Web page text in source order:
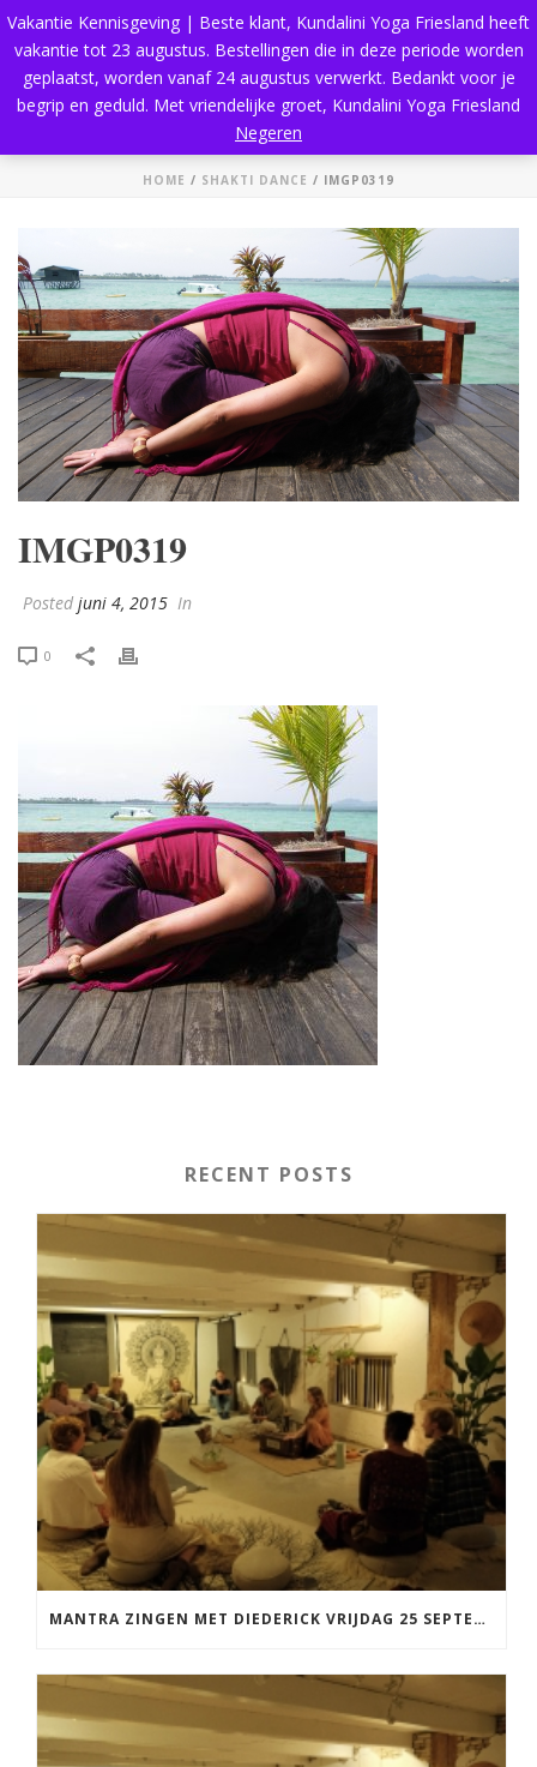
HOME / SHAKTI DANCE / IMGP0319
IMGP0319
Posted juni 4, 2015 In
0
RECENT POSTS
MANTRA ZINGEN MET DIEDERICK VRIJDAG 25 SEPTEMBER EN 20 NOVEMBER
Vakantie Kennisgeving | Beste klant, Kundalini Yoga Friesland heeft
vakantie tot 23 augustus. Bestellingen die in deze periode worden
geplaatst, worden vanaf 24 augustus verwerkt. Bedankt voor je
begrip en geduld. Met vriendelijke groet, Kundalini Yoga Friesland
Negeren